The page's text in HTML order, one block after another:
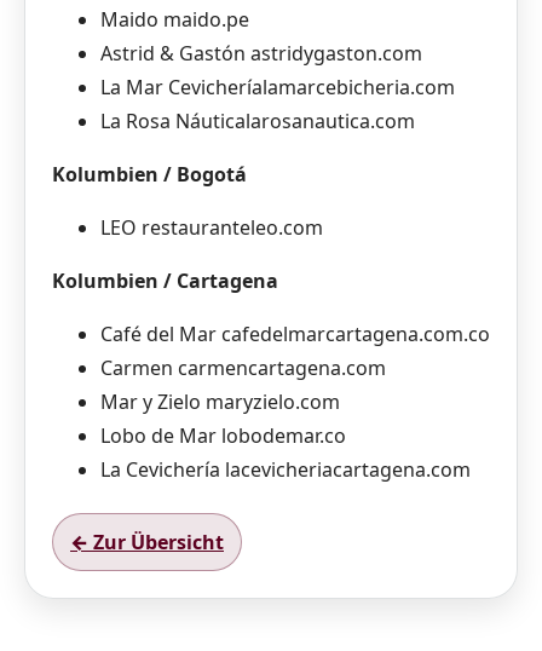
Maido maido.pe
Astrid & Gastón astridygaston.com
La Mar Cevicheríalamarcebicheria.com
La Rosa Náuticalarosanautica.com
Kolumbien / Bogotá
LEO restauranteleo.com
Kolumbien / Cartagena
Café del Mar cafedelmarcartagena.com.co
Carmen carmencartagena.com
Mar y Zielo maryzielo.com
Lobo de Mar lobodemar.co
La Cevichería lacevicheriacartagena.com
← Zur Übersicht